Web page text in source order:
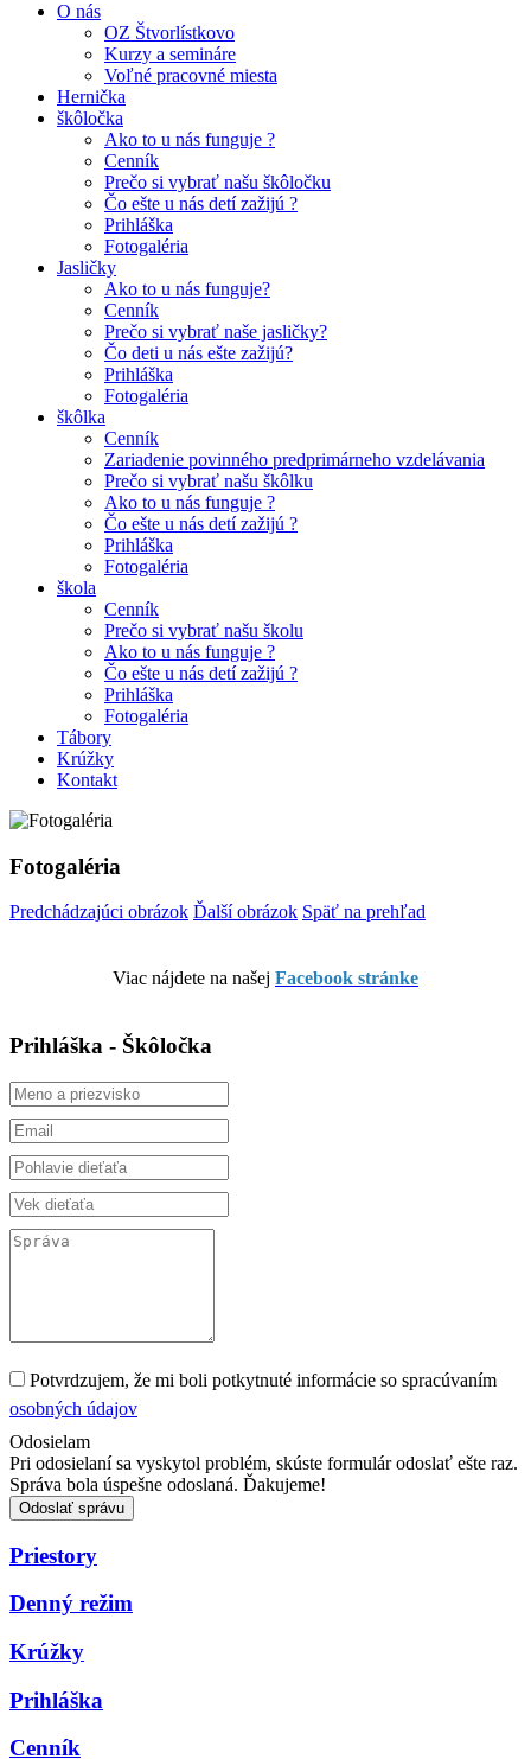
O nás
OZ Štvorlístkovo
Kurzy a semináre
Voľné pracovné miesta
Hernička
škôločka
Ako to u nás funguje ?
Cenník
Prečo si vybrať našu škôločku
Čo ešte u nás detí zažijú ?
Prihláška
Fotogaléria
Jasličky
Ako to u nás funguje?
Cenník
Prečo si vybrať naše jasličky?
Čo deti u nás ešte zažijú?
Prihláška
Fotogaléria
škôlka
Cenník
Zariadenie povinného predprimárneho vzdelávania
Prečo si vybrať našu škôlku
Ako to u nás funguje ?
Čo ešte u nás detí zažijú ?
Prihláška
Fotogaléria
škola
Cenník
Prečo si vybrať našu školu
Ako to u nás funguje ?
Čo ešte u nás detí zažijú ?
Prihláška
Fotogaléria
Tábory
Krúžky
Kontakt
Fotogaléria
Predchádzajúci obrázok Ďalší obrázok Späť na prehľad
Viac nájdete na našej Facebook stránke
Prihláška - Škôločka
Potvrdzujem, že mi boli potkytnuté informácie so spracúvaním
osobných údajov
Odosielam
Pri odosielaní sa vyskytol problém, skúste formulár odoslať ešte raz.
Správa bola úspešne odoslaná. Ďakujeme!
Odoslať správu
Priestory
Denný režim
Krúžky
Prihláška
Cenník